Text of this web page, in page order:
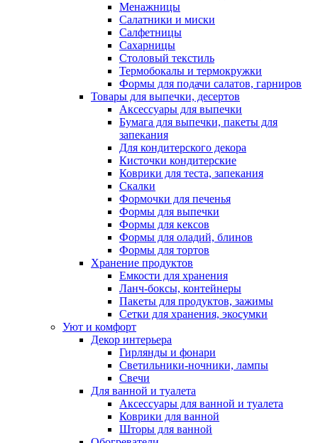
Менажницы
Салатники и миски
Салфетницы
Сахарницы
Столовый текстиль
Термобокалы и термокружки
Формы для подачи салатов, гарниров
Товары для выпечки, десертов
Аксессуары для выпечки
Бумага для выпечки, пакеты для
запекания
Для кондитерского декора
Кисточки кондитерские
Коврики для теста, запекания
Скалки
Формочки для печенья
Формы для выпечки
Формы для кексов
Формы для оладий, блинов
Формы для тортов
Хранение продуктов
Емкости для хранения
Ланч-боксы, контейнеры
Пакеты для продуктов, зажимы
Сетки для хранения, экосумки
Уют и комфорт
Декор интерьера
Гирлянды и фонари
Светильники-ночники, лампы
Свечи
Для ванной и туалета
Аксессуары для ванной и туалета
Коврики для ванной
Шторы для ванной